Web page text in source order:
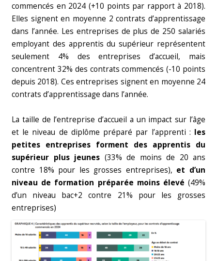
commencés en 2024 (+10 points par rapport à 2018).
Elles signent en moyenne 2 contrats d’apprentissage
dans l’année. Les entreprises de plus de 250 salariés
employant des apprentis du supérieur représentent
seulement 4% des entreprises d’accueil, mais
concentrent 32% des contrats commencés (-10 points
depuis 2018). Ces entreprises signent en moyenne 24
contrats d’apprentissage dans l’année.
La taille de l’entreprise d’accueil a un impact sur l’âge
et le niveau de diplôme préparé par l’apprenti : les
petites entreprises forment des apprentis du
supérieur plus jeunes (33% de moins de 20 ans
contre 18% pour les grosses entreprises), et d’un
niveau de formation préparée moins élevé (49%
d’un niveau bac+2 contre 21% pour les grosses
entreprises)